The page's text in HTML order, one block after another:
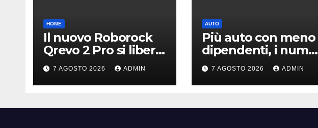
HOME
Il nuovo Roborock
Qrevo 2 Pro si libera
dei moci per pulire i
tappeti | PREZZO
7 AGOSTO 2026 ADMIN
AUTO
Più auto con meno
dipendenti, i numeri
Toyota che
“scuotono”
Volkswagen
7 AGOSTO 2026 ADMIN